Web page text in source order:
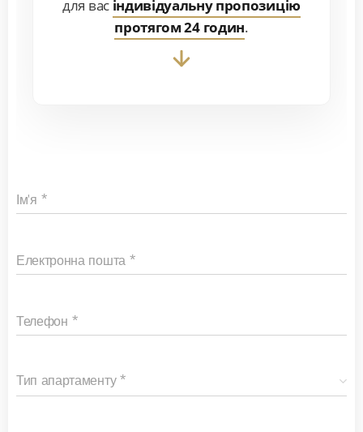
для вас індивідуальну пропозицію
протягом 24 годин.
Ім'я
Електронна пошта
Телефон
Тип апартаменту